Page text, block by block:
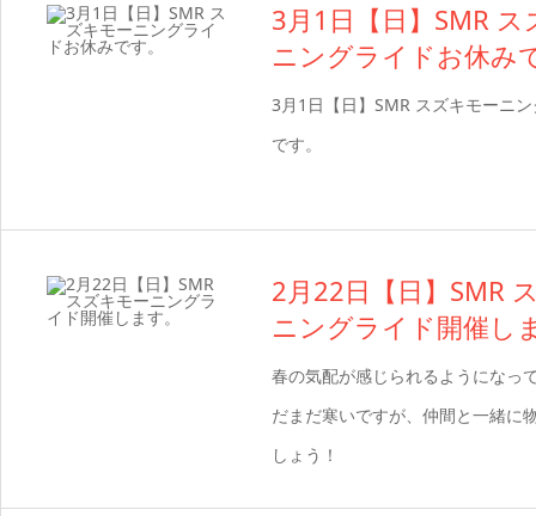
3月1日【日】SMR ス
ニングライドお休み
3月1日【日】SMR スズキモーニ
です。
2月22日【日】SMR
ニングライド開催し
春の気配が感じられるようになっ
だまだ寒いですが、仲間と一緒に
しょう！